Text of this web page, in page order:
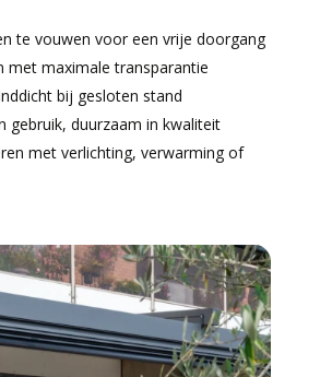
te vouwen voor een vrije doorgang
met maximale transparantie
bij gesloten stand
gebruik, duurzaam in kwaliteit
met verlichting, verwarming of